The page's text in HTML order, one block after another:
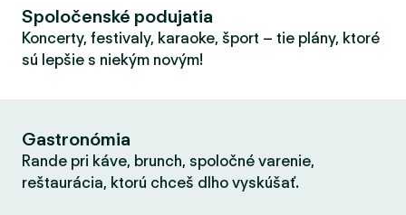
Spoločenské podujatia
Koncerty, festivaly, karaoke, šport – tie plány, ktoré
sú lepšie s niekým novým!
Gastronómia
Rande pri káve, brunch, spoločné varenie,
reštaurácia, ktorú chceš dlho vyskúšať.